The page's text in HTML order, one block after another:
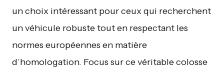
un choix intéressant pour ceux qui recherchent
un véhicule robuste tout en respectant les
normes européennes en matière
d’homologation. Focus sur ce véritable colosse